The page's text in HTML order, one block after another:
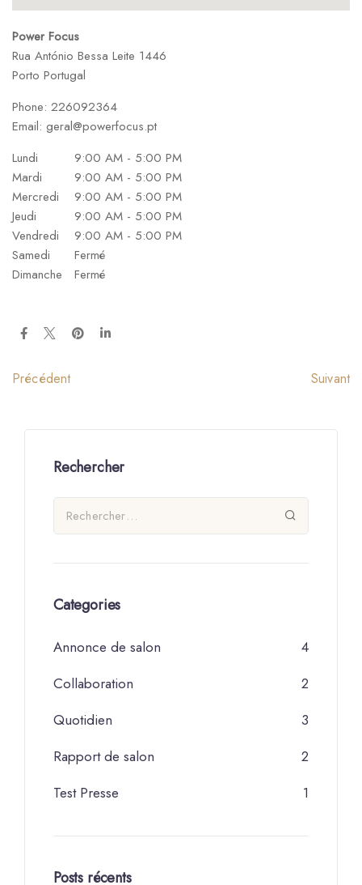
Power Focus
Rua António Bessa Leite 1446
Porto Portugal
Phone: 226092364
Email: geral@powerfocus.pt
Lundi
9:00 AM - 5:00 PM
Mardi
9:00 AM - 5:00 PM
Mercredi
9:00 AM - 5:00 PM
Jeudi
9:00 AM - 5:00 PM
Vendredi
9:00 AM - 5:00 PM
Samedi
Fermé
Dimanche
Fermé
Précédent Suivant
Rechercher
Categories
Annonce de salon
4
Collaboration
2
Quotidien
3
Rapport de salon
2
Test Presse
1
Posts récents